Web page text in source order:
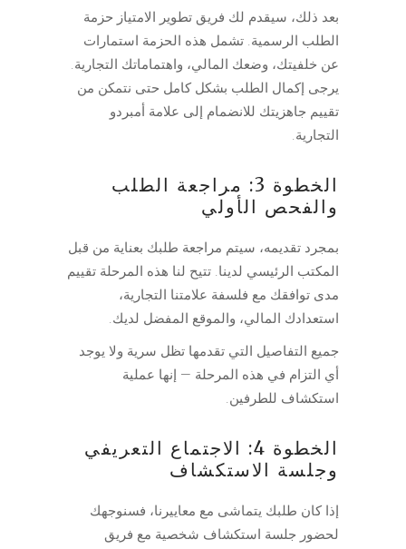
بعد ذلك، سيقدم لك فريق تطوير الامتياز حزمة
الطلب الرسمية. تشمل هذه الحزمة استمارات
عن خلفيتك، وضعك المالي، واهتماماتك التجارية.
يرجى إكمال الطلب بشكل كامل حتى نتمكن من
تقييم جاهزيتك للانضمام إلى علامة أمبردو
التجارية.
الخطوة 3: مراجعة الطلب
والفحص الأولي
بمجرد تقديمه، سيتم مراجعة طلبك بعناية من قبل
المكتب الرئيسي لدينا. تتيح لنا هذه المرحلة تقييم
مدى توافقك مع فلسفة علامتنا التجارية،
استعدادك المالي، والموقع المفضل لديك.
جميع التفاصيل التي تقدمها تظل سرية ولا يوجد
أي التزام في هذه المرحلة — إنها عملية
استكشاف للطرفين.
الخطوة 4: الاجتماع التعريفي
وجلسة الاستكشاف
إذا كان طلبك يتماشى مع معاييرنا، فسنوجهك
لحضور جلسة استكشاف شخصية مع فريق